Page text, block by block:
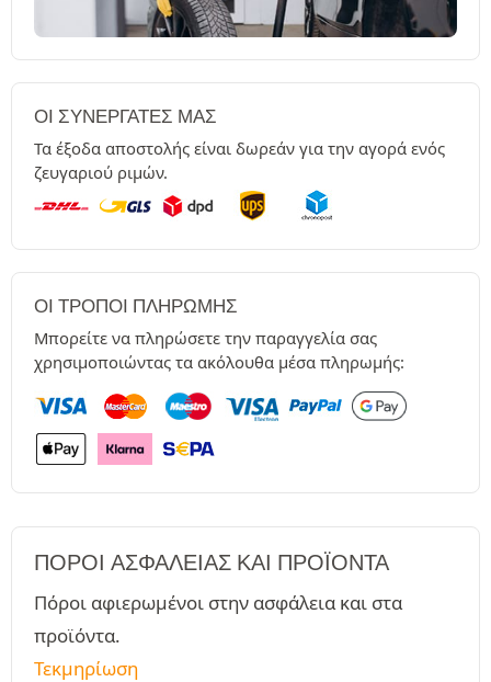
ΟΙ ΣΥΝΕΡΓΆΤΕΣ ΜΑΣ
Τα έξοδα αποστολής είναι δωρεάν για την αγορά ενός
ζευγαριού ριμών.
ΟΙ ΤΡΌΠΟΙ ΠΛΗΡΩΜΉΣ
Μπορείτε να πληρώσετε την παραγγελία σας
χρησιμοποιώντας τα ακόλουθα μέσα πληρωμής:
ΠΌΡΟΙ ΑΣΦΑΛΕΊΑΣ ΚΑΙ ΠΡΟΪΌΝΤΑ
Πόροι αφιερωμένοι στην ασφάλεια και στα
προϊόντα.
Τεκμηρίωση